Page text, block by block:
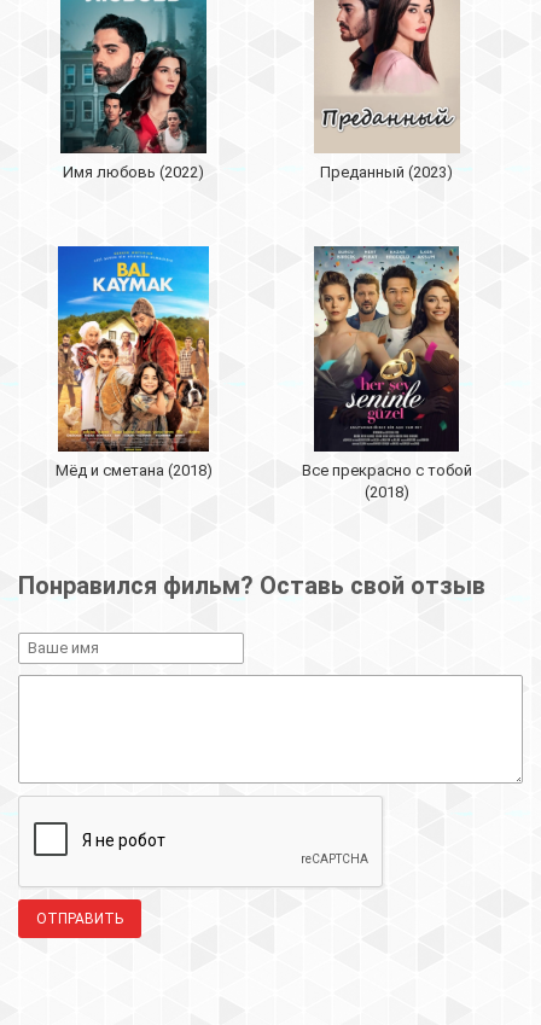
Имя любовь (2022) Преданный (2023)
Мёд и сметана (2018)
Все прекрасно с тобой
(2018)
Понравился фильм? Оставь свой отзыв
ОТПРАВИТЬ